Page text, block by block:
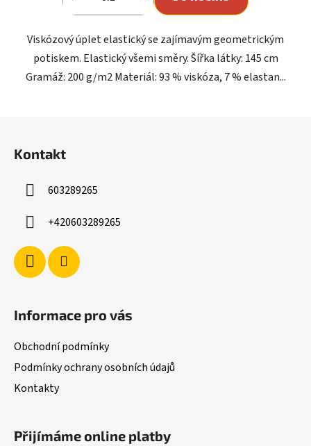
Viskózový úplet elastický se zajímavým geometrickým
potiskem. Elastický všemi směry. Šířka látky: 145 cm
Gramáž: 200 g/m2 Materiál: 93 % viskóza, 7 % elastan...
Kontakt
603289265
+420603289265
Informace pro vás
Obchodní podmínky
Podmínky ochrany osobních údajů
Kontakty
Přijímáme online platby